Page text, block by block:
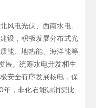
风电光伏、西南水电、
设，积极发展分布式光
能、地热能、海洋能等
展。统筹水电开发和生
安全有序发展核电，保
，非化石能源消费比